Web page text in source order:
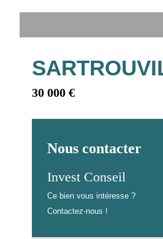
30 000 €
Nous contacter
Invest Conseil
Ce bien vous intéresse ?
Contactez-nous !